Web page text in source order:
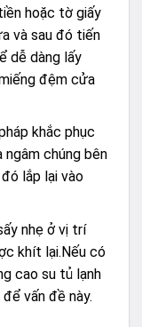
hoặc tờ giấy
và sau đó tiến
dễ dàng lấy
đệm cửa
khắc phục
ngâm chúng bên
lắp lại vào
nhẹ ở vị trí
khít lại.Nếu có
cao su tủ lạnh
vấn đề này.